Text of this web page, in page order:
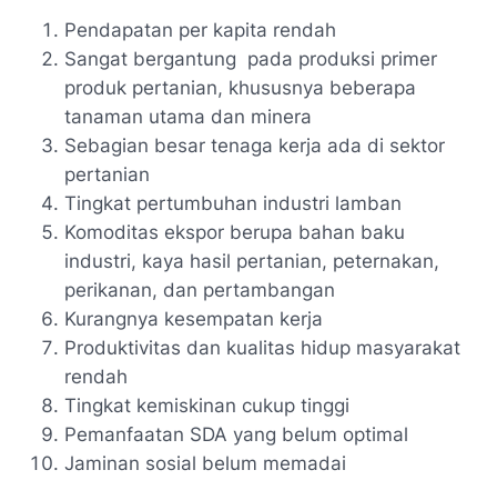
Pendapatan per kapita rendah
Sangat bergantung pada produksi primer
produk pertanian, khususnya beberapa
tanaman utama dan minera
Sebagian besar tenaga kerja ada di sektor
pertanian
Tingkat pertumbuhan industri lamban
Komoditas ekspor berupa bahan baku
industri, kaya hasil pertanian, peternakan,
perikanan, dan pertambangan
Kurangnya kesempatan kerja
Produktivitas dan kualitas hidup masyarakat
rendah
Tingkat kemiskinan cukup tinggi
Pemanfaatan SDA yang belum optimal
Jaminan sosial belum memadai